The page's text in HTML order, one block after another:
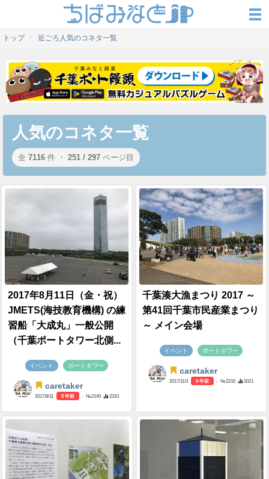
トップ 近ごろ人気のコネタ一覧
人気のコネタ一覧
全 7116 件 ・ 251 / 297 ページ目
2017年8月11日（金・祝）
JMETS(海技教育機構) の練
習船「大成丸」一般公開
（千葉ポートタワー北側...
イベント ポートタワー
caretaker
2017/8/11 8 年前 - №2140 2310
千葉湊大漁まつり 2017 ～
第41回千葉市民産業まつり
～ メイン会場
イベント ポートタワー
caretaker
2017/11/3 8 年前 - №2210 2021